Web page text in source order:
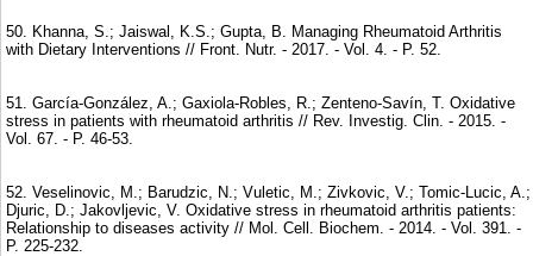
50. Khanna, S.; Jaiswal, K.S.; Gupta, B. Managing Rheumatoid Arthritis
with Dietary Interventions // Front. Nutr. - 2017. - Vol. 4. - P. 52.
51. García-González, A.; Gaxiola-Robles, R.; Zenteno-Savín, T. Oxidative
stress in patients with rheumatoid arthritis // Rev. Investig. Clin. - 2015. -
Vol. 67. - P. 46-53.
52. Veselinovic, M.; Barudzic, N.; Vuletic, M.; Zivkovic, V.; Tomic-Lucic, A.;
Djuric, D.; Jakovljevic, V. Oxidative stress in rheumatoid arthritis patients:
Relationship to diseases activity // Mol. Cell. Biochem. - 2014. - Vol. 391. -
P. 225-232.